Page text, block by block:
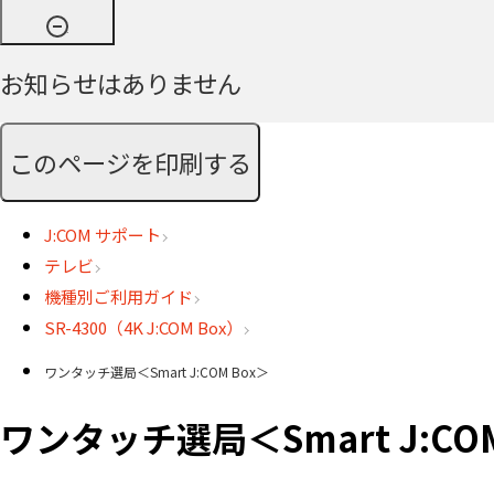
お知らせはありません
このページを印刷する
J:COM サポート
テレビ
機種別ご利用ガイド
SR-4300（4K J:COM Box）
ワンタッチ選局＜Smart J:COM Box＞
ワンタッチ選局＜Smart